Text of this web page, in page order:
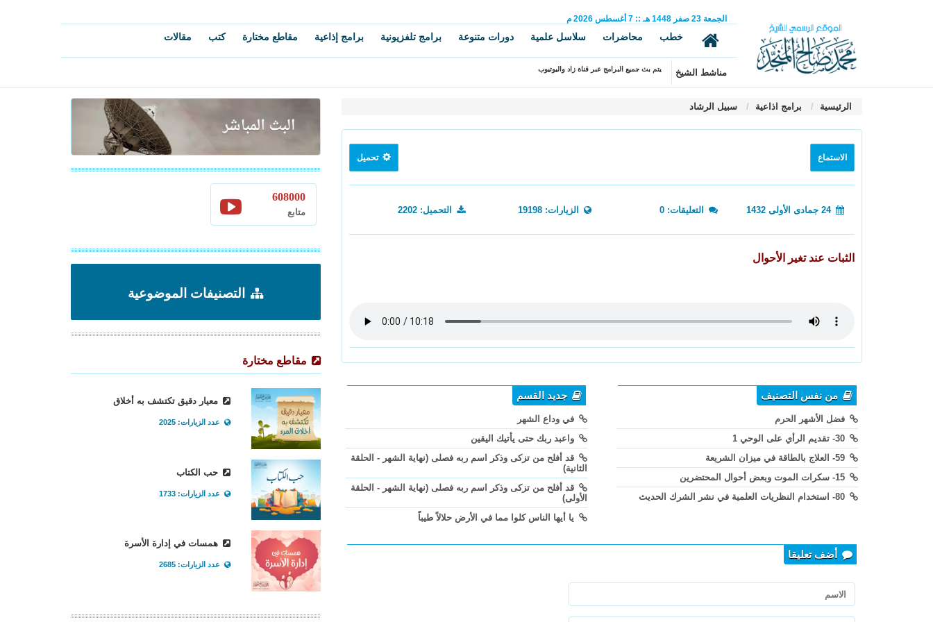
الجمعة 23 صفر 1448 هـ ::
7 أغسطس 2026 م
خطب محاضرات سلاسل علمية دورات متنوعة برامج تلفزيونية برامج إذاعية مقاطع مختارة كتب مقالات
مناشط الشيخ يتم بث جميع البرامج عبر قناة زاد واليوتيوب
الرئيسية برامج اذاعية سبيل الرشاد
الاستماع تحميل
24 جمادى الأولى 1432 التعليقات: 0 الزيارات: 19198 التحميل: 2202
الثبات عند تغير الأحوال
من نفس التصنيف
فضل الأشهر الحرم
جديد القسم
في وداع الشهر
واعبد ربك حتى يأتيك اليقين
قد أفلح من تزكى وذكر اسم ربه فصلى (نهاية الشهر - الحلقة
الثانية)
قد أفلح من تزكى وذكر اسم ربه فصلى (نهاية الشهر - الحلقة
الأولى)
يا أيها الناس كلوا مما في الأرض حلالاً طيباً
أضف تعليقا
608000
متابع
التصنيفات الموضوعية
مقاطع مختارة
معيار دقيق تكتشف به أخلاق
عدد الزيارات: 2025
حب الكتاب
عدد الزيارات: 1733
همسات في إدارة الأسرة
عدد الزيارات: 2685